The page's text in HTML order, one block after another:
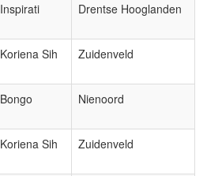
Inspirati Drentse Hooglanden
Koriena Sih Zuidenveld
Bongo Nienoord
Koriena Sih Zuidenveld